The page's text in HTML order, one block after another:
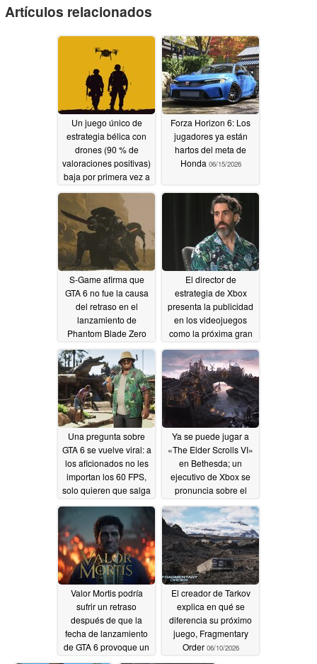
Artículos relacionados
Un juego único de
estrategia bélica con
drones (90 % de
valoraciones positivas)
baja por primera vez a
Steam
06/15/2026
Forza Horizon 6: Los
jugadores ya están
hartos del meta de
Honda 06/15/2026
S-Game afirma que
GTA 6 no fue la causa
del retraso en el
lanzamiento de
Phantom Blade Zero
06/14/2026
El director de
estrategia de Xbox
presenta la publicidad
en los videojuegos
como la próxima gran
06/13/2026
Una pregunta sobre
GTA 6 se vuelve viral: a
los aficionados no les
importan los 60 FPS,
solo quieren que salga
06/12/2026
Ya se puede jugar a
«The Elder Scrolls VI»
en Bethesda; un
ejecutivo de Xbox se
pronuncia sobre el
06/12/2026
Valor Mortis podría
sufrir un retraso
después de que la
fecha de lanzamiento
de GTA 6 provoque un
El creador de Tarkov
explica en qué se
diferencia su próximo
juego, Fragmentary
Order 06/10/2026